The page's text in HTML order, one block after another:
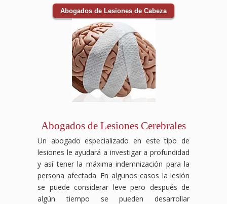
Abogados de Lesiones de Cabeza
Abogados de Lesiones Cerebrales
Un abogado especializado en este tipo de
lesiones le ayudará a investigar a profundidad
y así tener la máxima indemnización para la
persona afectada. En algunos casos la lesión
se puede considerar leve pero después de
algún tiempo se pueden desarrollar